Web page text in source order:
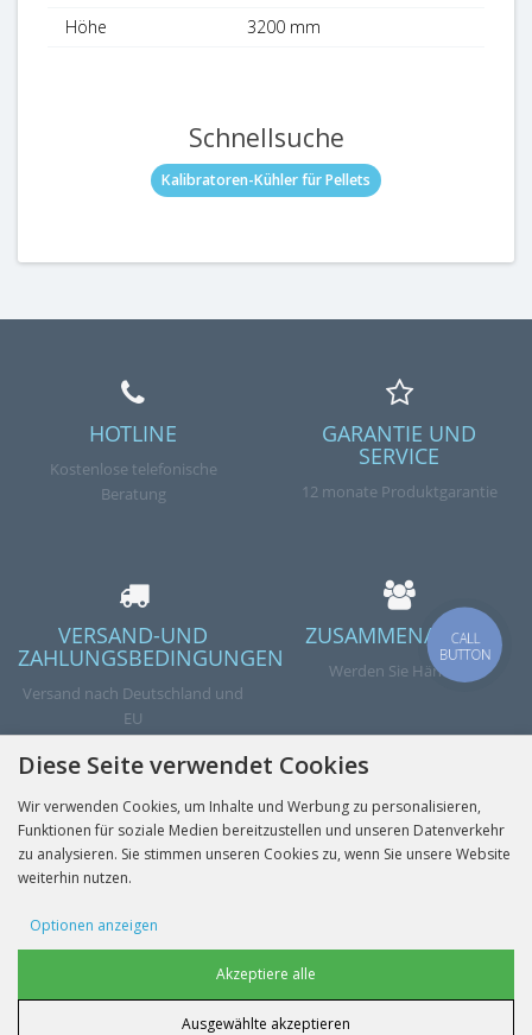
Höhe
3200 mm
Schnellsuche
Kalibratoren-Kühler für Pellets
HOTLINE
Kostenlose telefonische
Beratung
GARANTIE UND
SERVICE
12 monate Produktgarantie
VERSAND-UND
ZAHLUNGSBEDINGUNGEN
Versand nach Deutschland und
EU
ZUSAMMENARBEIT
Werden Sie Händler
Abschicken
Diese Seite verwendet Cookies
Wir verwenden Cookies, um Inhalte und Werbung zu personalisieren,
Funktionen für soziale Medien bereitzustellen und unseren Datenverkehr
zu analysieren. Sie stimmen unseren Cookies zu, wenn Sie unsere Website
weiterhin nutzen.
Optionen anzeigen
Benutzerdaten-Cookies
Akzeptiere alle
Ausgewählte akzeptieren
CALL
BUTTON